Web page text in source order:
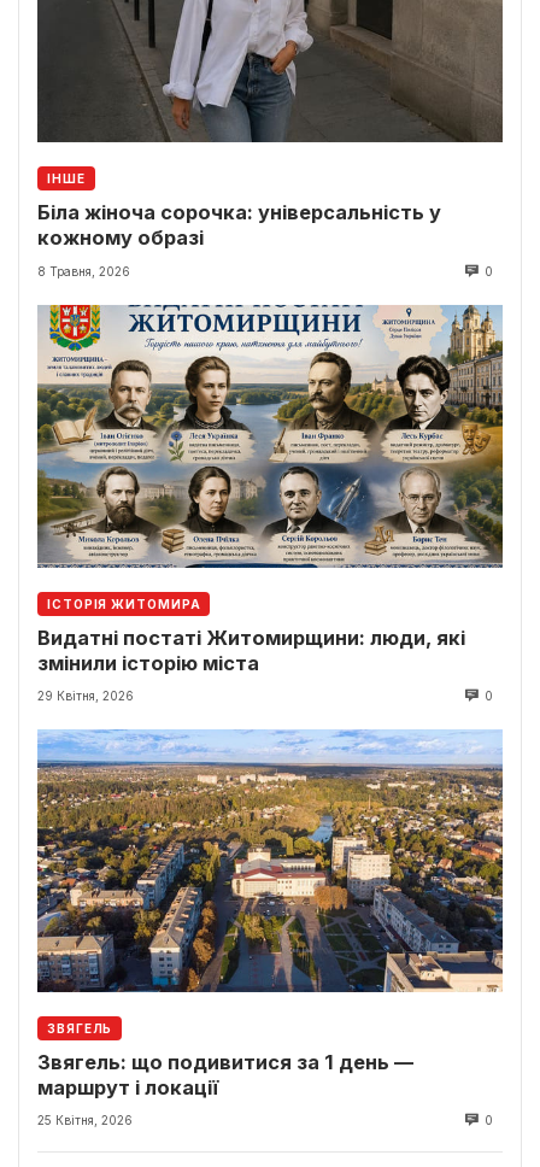
ІНШЕ
Біла жіноча сорочка: універсальність у
кожному образі
8 Травня, 2026 0
ІСТОРІЯ ЖИТОМИРА
Видатні постаті Житомирщини: люди, які
змінили історію міста
29 Квітня, 2026 0
ЗВЯГЕЛЬ
Звягель: що подивитися за 1 день —
маршрут і локації
25 Квітня, 2026 0